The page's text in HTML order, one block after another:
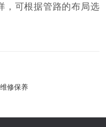
，可根据管路的布局选
修保养